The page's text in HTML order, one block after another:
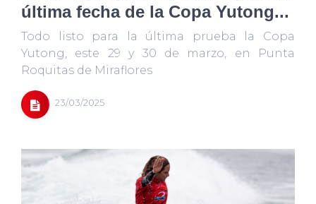
última fecha de la Copa Yutong...
Todo listo para la última prueba la Copa
Yutong, este 29 y 30 de marzo, en Punta
Roquitas de Miraflores
23/03/2025